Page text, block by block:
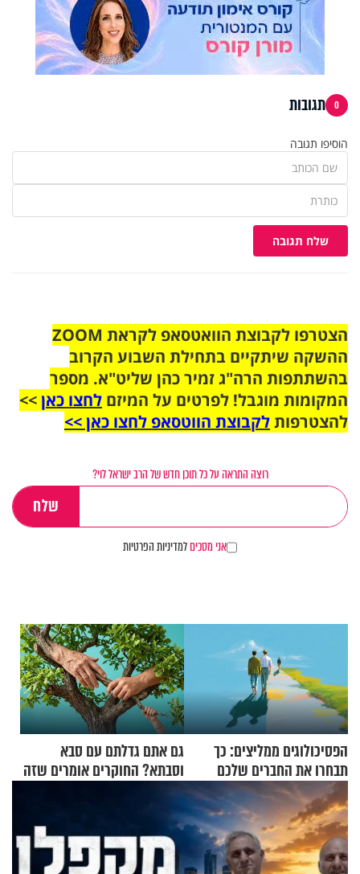
0 תגובות
הוסיפו תגובה
שלח תגובה
הצטרפו לקבוצת הוואטסאפ לקראת ZOOM
ההשקה שיתקיים בתחילת השבוע הקרוב
בהשתתפות הרה"ג זמיר כהן שליט"א. מספר
המקומות מוגבל! לפרטים על המיזם לחצו כאן>>
להצטרפותלקבוצת הווטסאפ לחצו כאן >>
רוצה התראה על כל תוכן חדש של הרב ישראל לוי?
אני מסכיםלמדיניות הפרטיות
הפסיכולוגים ממליצים: כך
תבחרו את החברים שלכם
בחיים
גם אתם גדלתם עם סבא
וסבתא? החוקרים אומרים שזה
מתכון מנצח